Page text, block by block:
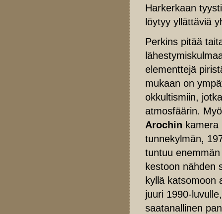
Harkerkaan
löytyy yllättäviä
Perkins pitää
elementtejä
mukaan on
okkultismiin,
atmosfäärin.
Arochin kamera
tunnekylmän,
tuntuu
kestoon nähden
kyllä katsomoon
juuri 1990-
saatanallinen